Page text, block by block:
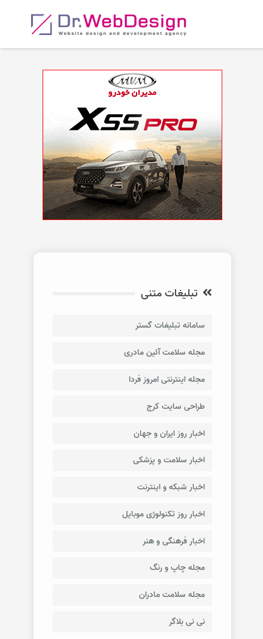
تبلیغات متنی
سامانه تبلیغات گستر
مجله سلامت آئین مادری
مجله اینترنتی امروز فردا
طراحی سایت کرج
اخبار روز ایران و جهان
اخبار سلامت و پزشکی
اخبار شبکه و اینترنت
اخبار روز تکنولوژی موبایل
اخبار فرهنگی و هنر
مجله چاپ و رنگ
مجله سلامت مادران
نی نی بلاگر